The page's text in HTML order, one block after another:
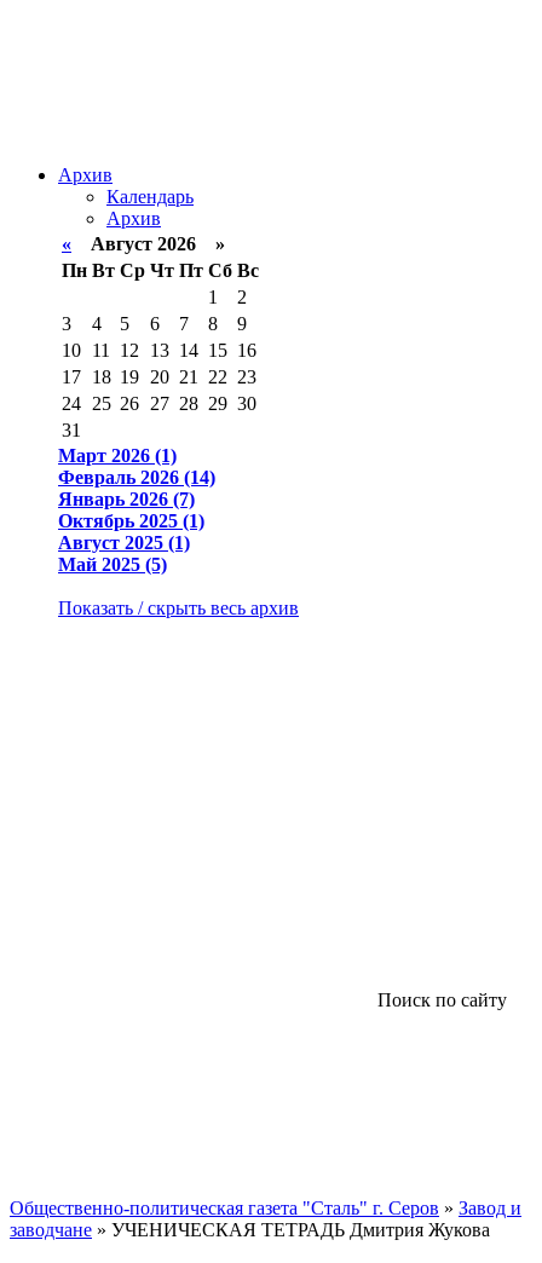
Архив
Календарь
Архив
« Август 2026 »
Пн Вт Ср Чт Пт Сб Вс
1
2
3
4 5 6 7 8
9
10 11 12 13 14 15 16
17 18 19 20 21 22 23
24 25 26 27 28 29 30
31
Март 2026 (1)
Февраль 2026 (14)
Январь 2026 (7)
Октябрь 2025 (1)
Август 2025 (1)
Май 2025 (5)
Показать / скрыть весь архив
Поиск по сайту
Общественно-политическая газета "Сталь" г. Серов » Завод и
заводчане » УЧЕНИЧЕСКАЯ ТЕТРАДЬ Дмитрия Жукова